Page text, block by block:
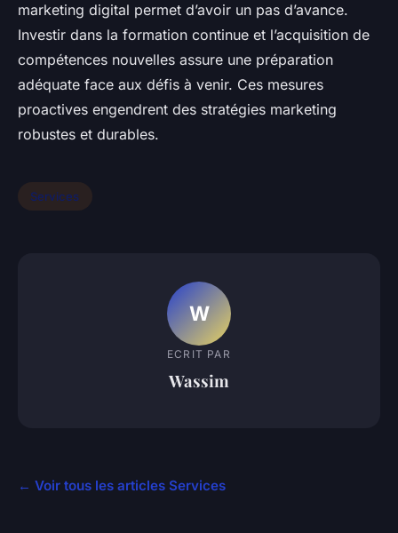
marketing digital permet d’avoir un pas d’avance.
Investir dans la formation continue et l’acquisition de
compétences nouvelles assure une préparation
adéquate face aux défis à venir. Ces mesures
proactives engendrent des stratégies marketing
robustes et durables.
Services
W
ECRIT PAR
Wassim
← Voir tous les articles Services